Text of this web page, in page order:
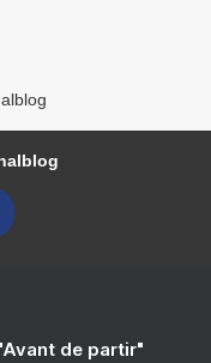
de partir"